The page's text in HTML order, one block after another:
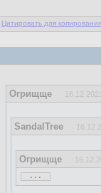
Цитировать для копирования
Огрищще
SandalTree
Огрищще
......